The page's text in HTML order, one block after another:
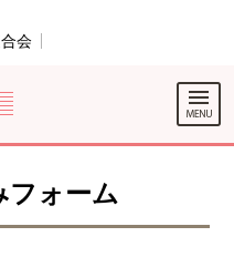
で開きます。
会
フォーム